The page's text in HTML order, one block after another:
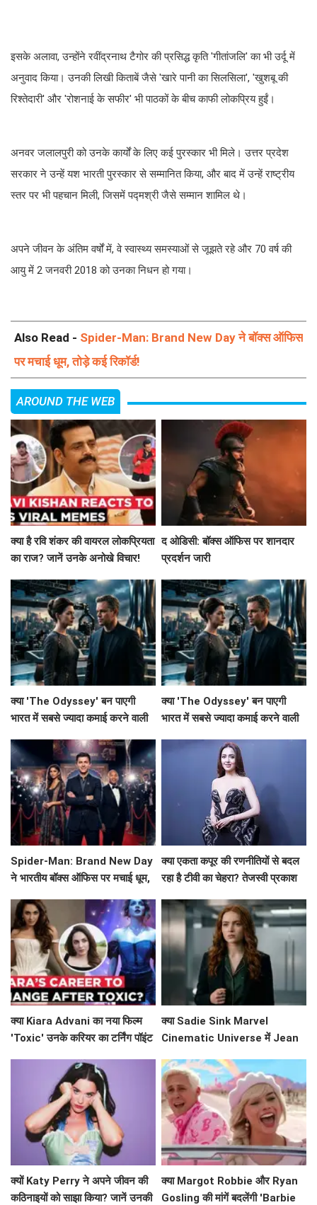
इसके अलावा, उन्होंने रवींद्रनाथ टैगोर की प्रसिद्ध कृति 'गीतांजलि' का भी उर्दू में
अनुवाद किया। उनकी लिखी किताबें जैसे 'खारे पानी का सिलसिला', 'खुशबू की
रिश्तेदारी' और 'रोशनाई के सफीर' भी पाठकों के बीच काफी लोकप्रिय हुईं।
अनवर जलालपुरी को उनके कार्यों के लिए कई पुरस्कार भी मिले। उत्तर प्रदेश
सरकार ने उन्हें यश भारती पुरस्कार से सम्मानित किया, और बाद में उन्हें राष्ट्रीय
स्तर पर भी पहचान मिली, जिसमें पद्मश्री जैसे सम्मान शामिल थे।
अपने जीवन के अंतिम वर्षों में, वे स्वास्थ्य समस्याओं से जूझते रहे और 70 वर्ष की
आयु में 2 जनवरी 2018 को उनका निधन हो गया।
Also Read - Spider-Man: Brand New Day ने बॉक्स ऑफिस
पर मचाई धूम, तोड़े कई रिकॉर्ड!
AROUND THE WEB
क्या है रवि शंकर की वायरल लोकप्रियता
का राज? जानें उनके अनोखे विचार!
द ओडिसी: बॉक्स ऑफिस पर शानदार
प्रदर्शन जारी
क्या 'The Odyssey' बन पाएगी
भारत में सबसे ज्यादा कमाई करने वाली
क्या 'The Odyssey' बन पाएगी
भारत में सबसे ज्यादा कमाई करने वाली
Spider-Man: Brand New Day
ने भारतीय बॉक्स ऑफिस पर मचाई धूम,
पीछे!
क्या एकता कपूर की रणनीतियों से बदल
रहा है टीवी का चेहरा? तेजस्वी प्रकाश
क्या Kiara Advani का नया फिल्म
'Toxic' उनके करियर का टर्निंग पॉइंट
क्या Sadie Sink Marvel
Cinematic Universe में Jean
क्यों Katy Perry ने अपने जीवन की
कठिनाइयों को साझा किया? जानें उनकी
क्या Margot Robbie और Ryan
Gosling की मांगें बदलेंगी 'Barbie